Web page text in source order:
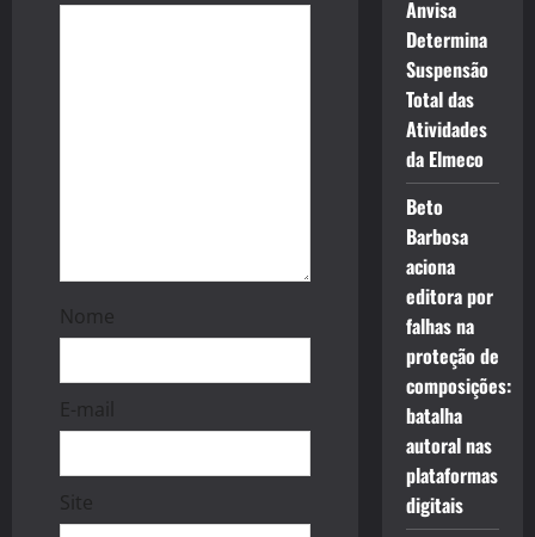
Nome
E-mail
Site
Anvisa
Determina
Suspensão
Total das
Atividades
da Elmeco
Beto
Barbosa
aciona
editora por
falhas na
proteção de
composições:
batalha
autoral nas
plataformas
digitais